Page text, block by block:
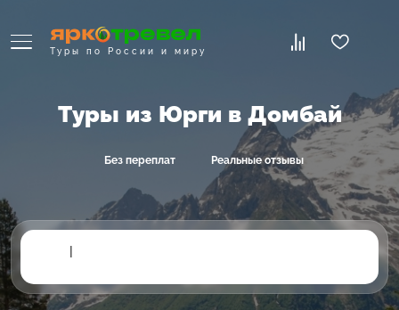
Туры по России и миру
Туры из Юрги в Домбай
Без переплат Реальные отзывы
|